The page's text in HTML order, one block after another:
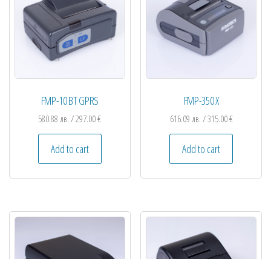
FMP-10 BT GPRS
580.88лв./ 297.00 €
Add to cart
FMP-350 X
616.09лв./ 315.00 €
Add to cart